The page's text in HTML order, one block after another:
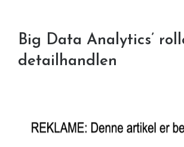
Big Data Analytics’
detailhandlen